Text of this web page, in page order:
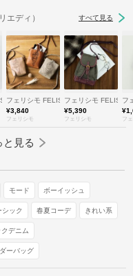
エディ） すべて見る
フェリシモ FELISSIMO
¥3,840
フェリシモ
フェリシモ
¥5,390
フェリシモ
フ
フ
と見る
モード ボーイッシュ
シック 春夏コーデ きれい系
デニム
ーバッグ